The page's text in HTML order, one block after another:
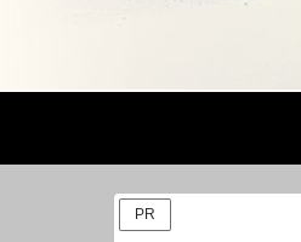
PR